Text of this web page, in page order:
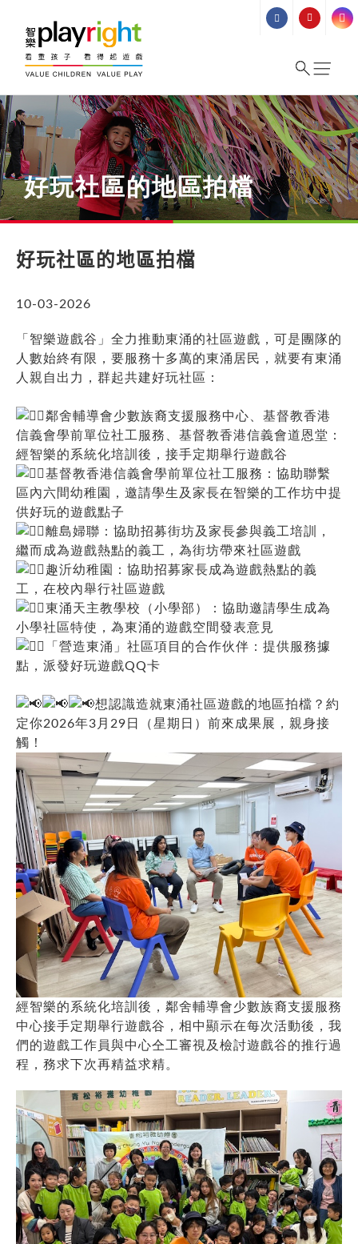
content
好玩社區的地區拍檔
好玩社區的地區拍檔
10-03-2026
「智樂遊戲谷」全力推動東涌的社區遊戲，可是團隊的
人數始終有限，要服務十多萬的東涌居民，就要有東涌
人親自出力，群起共建好玩社區：
鄰舍輔導會少數族裔支援服務中心、基督教香港
信義會學前單位社工服務、基督教香港信義會道恩堂：
經智樂的系統化培訓後，接手定期舉行遊戲谷
基督教香港信義會學前單位社工服務：協助聯繫
區內六間幼稚園，邀請學生及家長在智樂的工作坊中提
供好玩的遊戲點子
離島婦聯：協助招募街坊及家長參與義工培訓，
繼而成為遊戲熱點的義工，為街坊帶來社區遊戲
趣沂幼稚園：協助招募家長成為遊戲熱點的義
工，在校內舉行社區遊戲
東涌天主教學校（小學部）：協助邀請學生成為
小學社區特使，為東涌的遊戲空間發表意見
「營造東涌」社區項目的合作伙伴：提供服務據
點，派發好玩遊戲QQ卡
想認識造就東涌社區遊戲的地區拍檔？約
定你2026年3月29日（星期日）前來成果展，親身接
觸！
經智樂的系統化培訓後，鄰舍輔導會少數族裔支援服務
中心接手定期舉行遊戲谷，相中顯示在每次活動後，我
們的遊戲工作員與中心仝工審視及檢討遊戲谷的推行過
程，務求下次再精益求精。